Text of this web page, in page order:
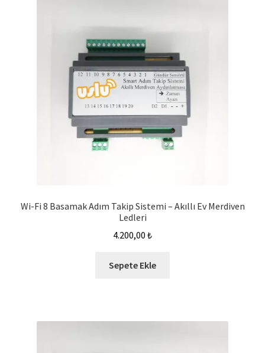
Wi-Fi 8 Basamak Adım Takip Sistemi – Akıllı Ev Merdiven
Ledleri
4.200,00 ₺
Sepete Ekle